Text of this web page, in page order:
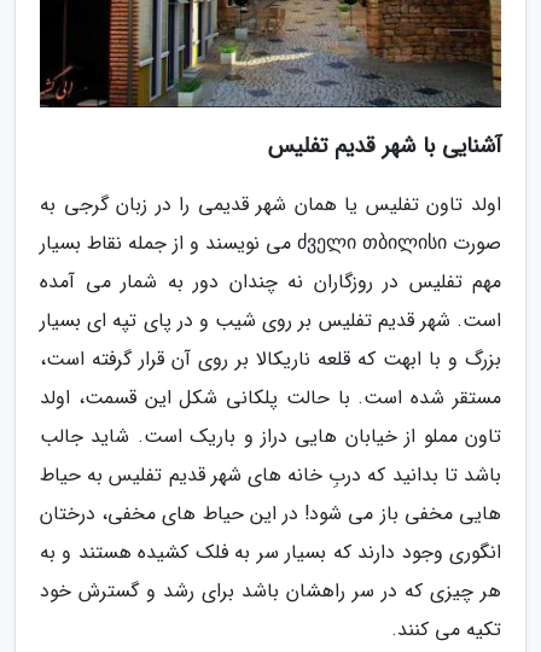
آشنایی با شهر قدیم تفلیس
اولد تاون تفلیس یا همان شهر قدیمی را در زبان گرجی به
صورت ძველი თბილისი می نویسند و از جمله نقاط بسیار
مهم تفلیس در روزگاران نه چندان دور به شمار می آمده
است. شهر قدیم تفلیس بر روی شیب و در پای تپه ای بسیار
بزرگ و با ابهت که قلعه ناریکالا بر روی آن قرار گرفته است،
مستقر شده است. با حالت پلکانی شکل این قسمت، اولد
تاون مملو از خیابان هایی دراز و باریک است. شاید جالب
باشد تا بدانید که دربِ خانه های شهر قدیم تفلیس به حیاط
هایی مخفی باز می شود! در این حیاط های مخفی، درختان
انگوری وجود دارند که بسیار سر به فلک کشیده هستند و به
هر چیزی که در سر راهشان باشد برای رشد و گسترش خود
تکیه می کنند.